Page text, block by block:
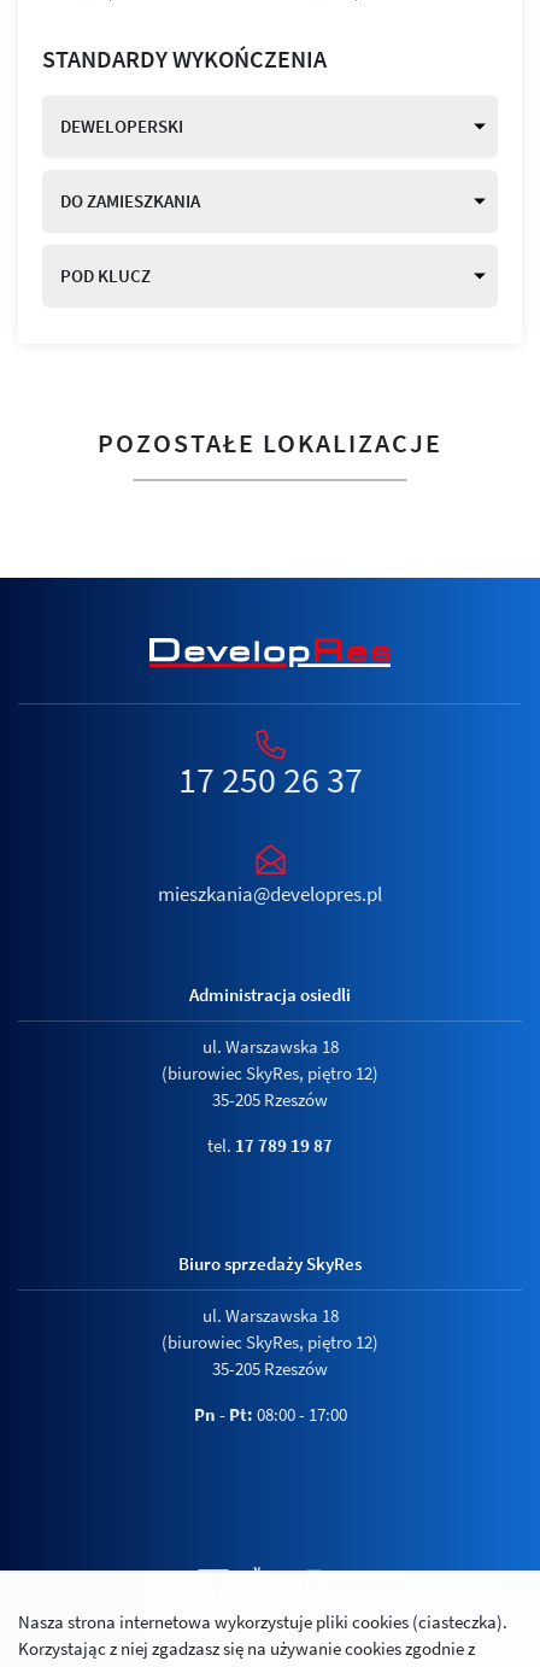
STANDARDY WYKOŃCZENIA
DEWELOPERSKI
DO ZAMIESZKANIA
POD KLUCZ
POZOSTAŁE LOKALIZACJE
17 250 26 37
mieszkania@developres.pl
Administracja osiedli
ul. Warszawska 18
(biurowiec SkyRes, piętro 12)
35-205 Rzeszów
tel. 17 789 19 87
Biuro sprzedaży SkyRes
ul. Warszawska 18
(biurowiec SkyRes, piętro 12)
35-205 Rzeszów
Pn - Pt: 08:00 - 17:00
Polityka prywatności
Relacje inwestorskie
Nasza strona internetowa wykorzystuje pliki cookies (ciasteczka).
Korzystając z niej zgadzasz się na używanie cookies zgodnie z